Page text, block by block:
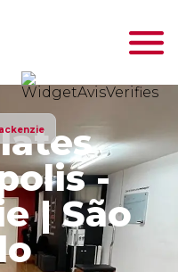
-
| São